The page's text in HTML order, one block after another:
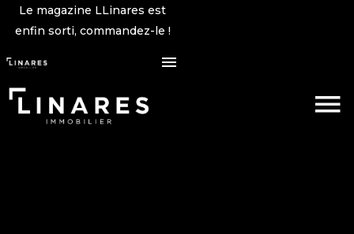
Le magazine LLinares est
enfin sorti, commandez-le !